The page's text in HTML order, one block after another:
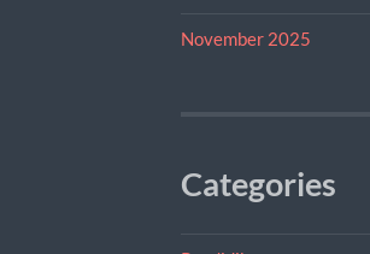
November 2025
Categories